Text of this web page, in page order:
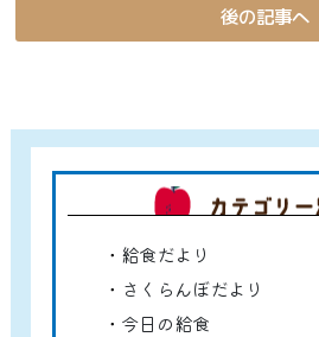
後の記事へ
給食だより
さくらんぼだより
今日の給食